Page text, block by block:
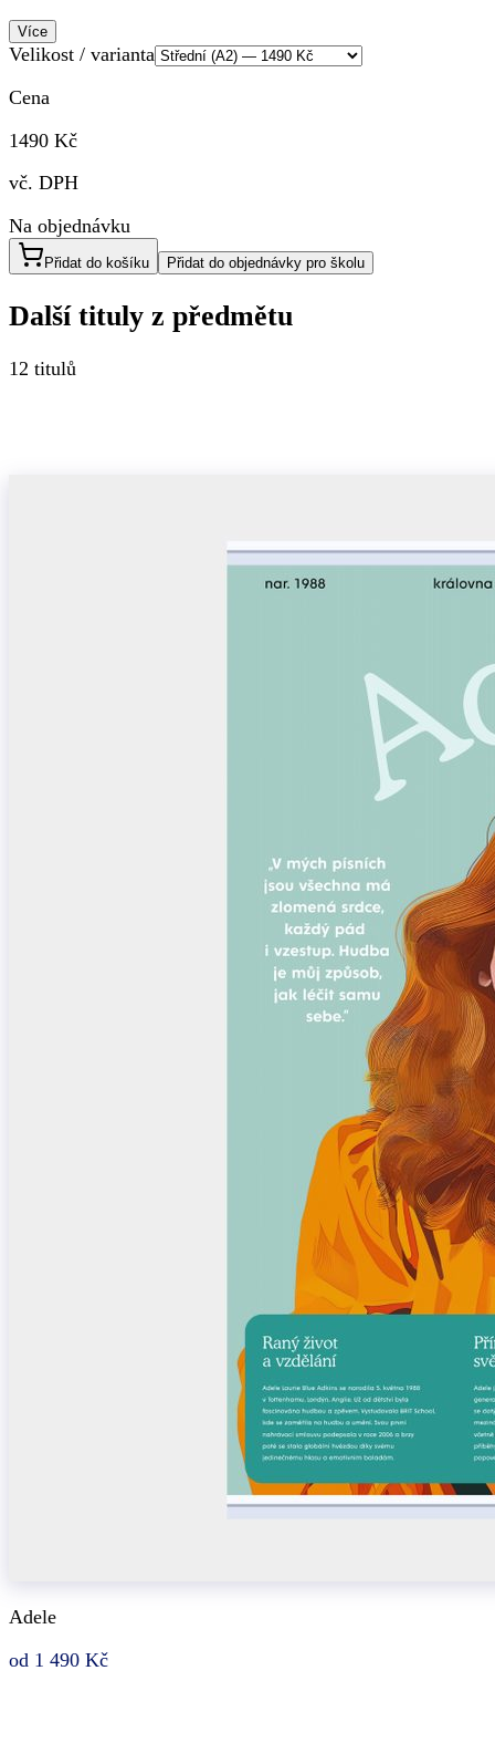
Více
Velikost / varianta
Cena
1490 Kč
vč. DPH
Na objednávku
Přidat do košíku Přidat do objednávky pro školu
Další tituly z předmětu
12 titulů
Adele
od 1 490 Kč